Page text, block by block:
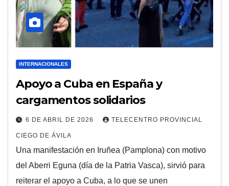
INTERNACIONALES
Apoyo a Cuba en España y
cargamentos solidarios
6 DE ABRIL DE 2026 TELECENTRO PROVINCIAL
CIEGO DE ÁVILA
Una manifestación en Iruñea (Pamplona) con motivo
del Aberri Eguna (día de la Patria Vasca), sirvió para
reiterar el apoyo a Cuba, a lo que se unen